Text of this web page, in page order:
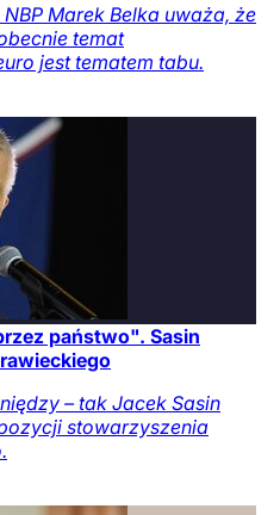
NBP Marek Belka uważa, że
temat
jest tematem tabu.
państwo". Sasin
– tak Jacek Sasin
stowarzyszenia